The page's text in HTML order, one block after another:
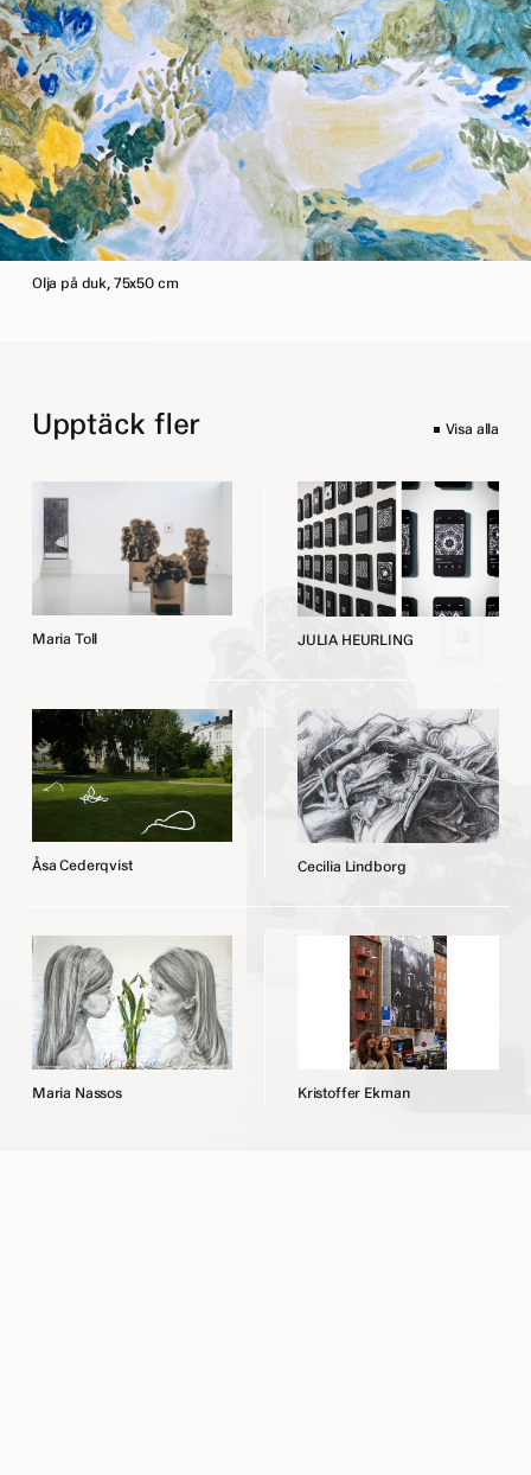
Olja på duk, 75x50 cm
Upptäck fler Visa alla
Maria Toll JULIA HEURLING
Åsa Cederqvist Cecilia Lind borg
Maria Nassos Kristoffer Ekman